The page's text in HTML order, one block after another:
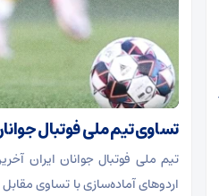
تساوی تیم ملی فوتبال
تیم ملی فوتبال جوانان ایران
اردو‌های آماده‌سازی با تساوی